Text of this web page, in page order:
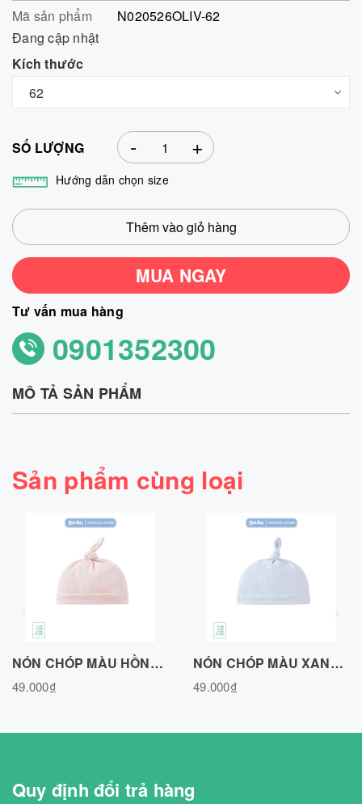
Mã sản phẩm
N020526OLIV-62
Đang cập nhật
Kích thước
SỐ LƯỢNG +
-
Hướng dẫn chọn size
Thêm vào giỏ hàng
MUA NGAY
Tư vấn mua hàng
0901352300
MÔ TẢ SẢN PHẨM
Sản phẩm cùng loại
NÓN CHÓP MÀU HỒNG, VẢI COTTON AIR N020726PN
49.000₫
NÓN CHÓP MÀU XANH BIỂN, VẢI COTTON AIR N020726BLUE
49.000₫
Quy định đổi trả hàng